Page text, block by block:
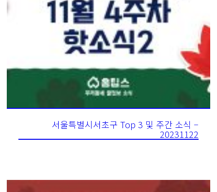
서울특별시서초구 Top 3 및 주간 소식 –
20231122